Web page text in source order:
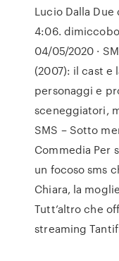
Lucio Dalla
4:06.
04/05/2020 ·
(2007): il cast e
personaggi e
sceneggiatori,
SMS – Sotto
Commedia Per
un focoso sms
Chiara, la
Tutt’altro che
streaming